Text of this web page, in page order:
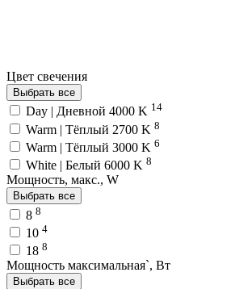
Цвет свечения
Выбрать все
Day | Дневной 4000 K 14
Warm | Тёплый 2700 K 8
Warm | Тёплый 3000 K 6
White | Белый 6000 K 8
Мощность, макс., W
Выбрать все
8 8
10 4
18 8
Мощность максимальная`, Вт
Выбрать все